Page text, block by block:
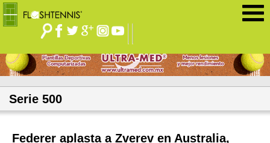
Serie 500
Federer aplasta a Zverev en Australia,